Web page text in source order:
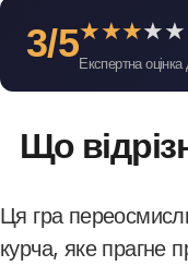
3/5★★★★★
Експертна
Що
Ця гра
курча, яке прагне